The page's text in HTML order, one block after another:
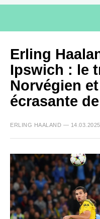
Erling
Ipswich : le
Norvégien
écrasante
ERLING HAALAND — 14.03.2025